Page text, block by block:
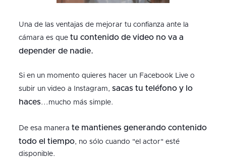
Una de las ventajas de mejorar tu confianza ante la
cámara es que tu contenido de video no va a
depender de nadie.
Si en un momento quieres hacer un Facebook Live o
subir un video a Instagram, sacas tu teléfono y lo
haces...mucho más simple.
De esa manera te mantienes generando contenido
todo el tiempo, no sólo cuando "el actor" esté
disponible.